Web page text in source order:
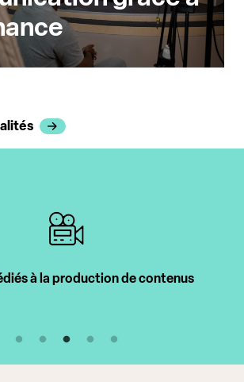
professionnels